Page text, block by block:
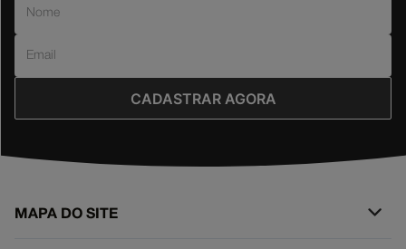
CADASTRAR AGORA
MAPA DO SITE